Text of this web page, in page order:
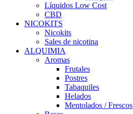
Líquidos Low Cost
CBD
NICOKITS
Nicokits
Sales de nicotina
ALQUIMIA
Aromas
Frutales
Postres
Tabaquiles
Helados
Mentolados / Frescos